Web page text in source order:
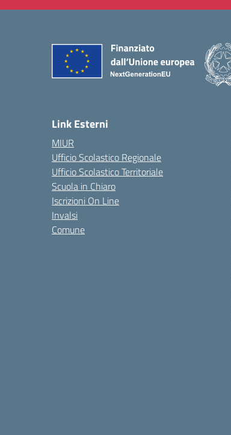
Link Esterni
MIUR
Ufficio Scolastico Regionale
Ufficio Scolastico Territoriale
Scuola in Chiaro
Iscrizioni On Line
Invalsi
Comune